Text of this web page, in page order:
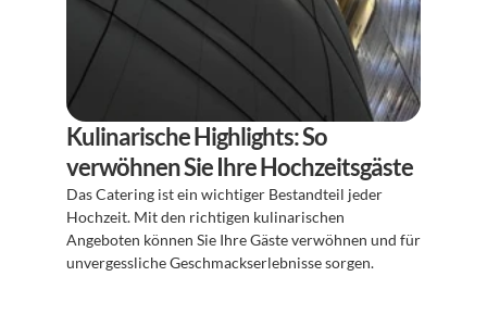
Kulinarische Highlights: So
verwöhnen Sie Ihre Hochzeitsgäste
Das Catering ist ein wichtiger Bestandteil jeder
Hochzeit. Mit den richtigen kulinarischen
Angeboten können Sie Ihre Gäste verwöhnen und für
unvergessliche Geschmackserlebnisse sorgen.